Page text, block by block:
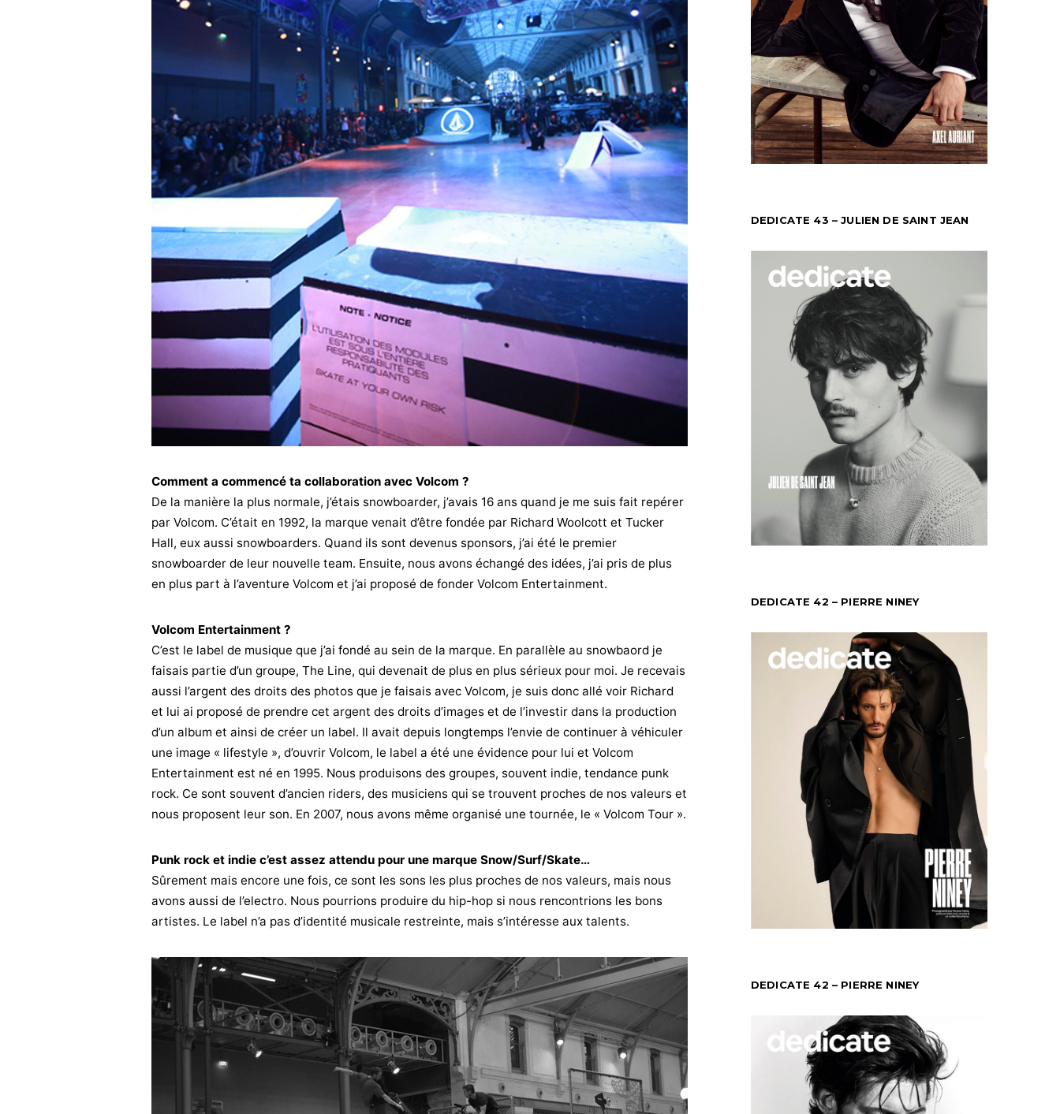
Comment a commencé ta collaboration avec Volcom ?
De la manière la plus normale, j’étais snowboarder, j’avais 16 ans quand je me suis fait repérer
par Volcom. C’était en 1992, la marque venait d’être fondée par Richard Woolcott et Tucker
Hall, eux aussi snowboarders. Quand ils sont devenus sponsors, j’ai été le premier
snowboarder de leur nouvelle team. Ensuite, nous avons échangé des idées, j’ai pris de plus
en plus part à l’aventure Volcom et j’ai proposé de fonder Volcom Entertainment.
Volcom Entertainment ?
C’est le label de musique que j’ai fondé au sein de la marque. En parallèle au snowbaord je
faisais partie d’un groupe, The Line, qui devenait de plus en plus sérieux pour moi. Je recevais
aussi l’argent des droits des photos que je faisais avec Volcom, je suis donc allé voir Richard
et lui ai proposé de prendre cet argent des droits d’images et de l’investir dans la production
d’un album et ainsi de créer un label. Il avait depuis longtemps l’envie de continuer à véhiculer
une image « lifestyle », d’ouvrir Volcom, le label a été une évidence pour lui et Volcom
Entertainment est né en 1995. Nous produisons des groupes, souvent indie, tendance punk
rock. Ce sont souvent d’ancien riders, des musiciens qui se trouvent proches de nos valeurs et
nous proposent leur son. En 2007, nous avons même organisé une tournée, le « Volcom Tour ».
Punk rock et indie c’est assez attendu pour une marque Snow/Surf/Skate…
Sûrement mais encore une fois, ce sont les sons les plus proches de nos valeurs, mais nous
avons aussi de l’electro. Nous pourrions produire du hip-hop si nous rencontrions les bons
artistes. Le label n’a pas d’identité musicale restreinte, mais s’intéresse aux talents.
DEDICATE 43 – JULIEN DE SAINT JEAN
DEDICATE 42 – PIERRE NINEY
DEDICATE 42 – PIERRE NINEY